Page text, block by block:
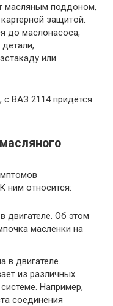
масляным поддоном,
защитой.
до маслонасоса,
или
ВАЗ 2114 придётся
ним относится:
двигателе. Об этом
масленки на
в двигателе.
из различных
Например,
соединения